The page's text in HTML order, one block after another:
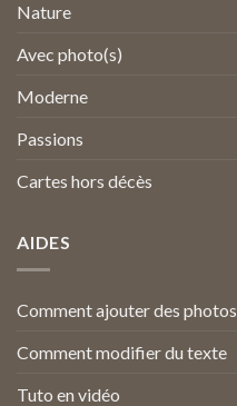
Nature
Avec photo(s)
Moderne
Passions
Cartes hors décès
AIDES
Comment ajouter des photos
Comment modifier du texte
Tuto en vidéo